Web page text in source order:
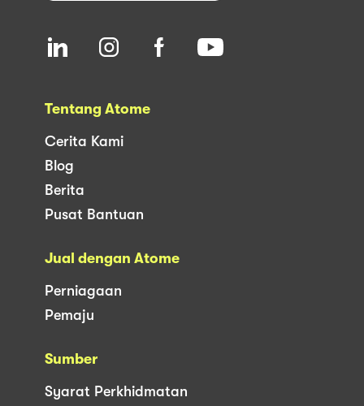
Tentang Atome
Cerita Kami
Blog
Berita
Pusat Bantuan
Jual dengan Atome
Perniagaan
Pemaju
Sumber
Syarat Perkhidmatan